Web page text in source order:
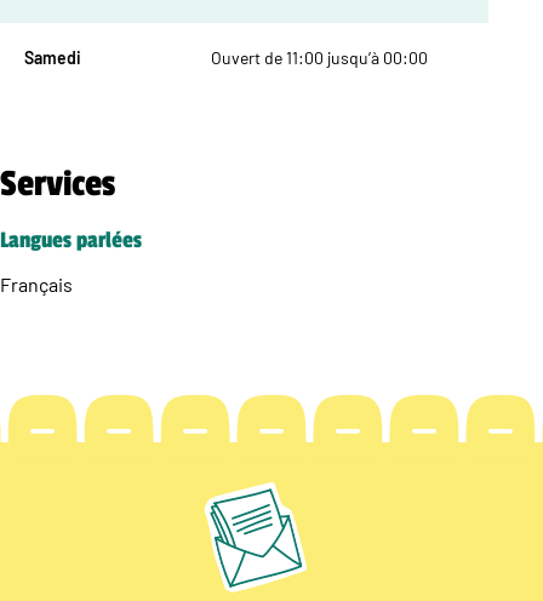
Samedi Ouvert de 11:00 jusqu’à 00:00
Services
Langues parlées
Français